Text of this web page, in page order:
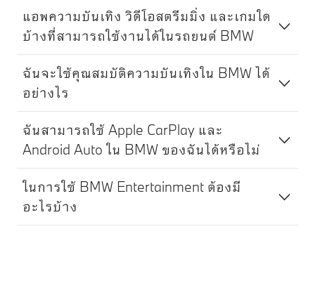
แอพความบันเทิง วิดีโอสตรีมมิ่ง และเกมใด
บ้างที่สามารถใช้งานได้ในรถยนต์ BMW
ฉันจะใช้คุณสมบัติความบันเทิงใน BMW ได้
อย่างไร
ฉันสามารถใช้ Apple CarPlay และ
Android Auto ใน BMW ของฉันได้หรือไม่
ในการใช้ BMW Entertainment ต้องมี
อะไรบ้าง